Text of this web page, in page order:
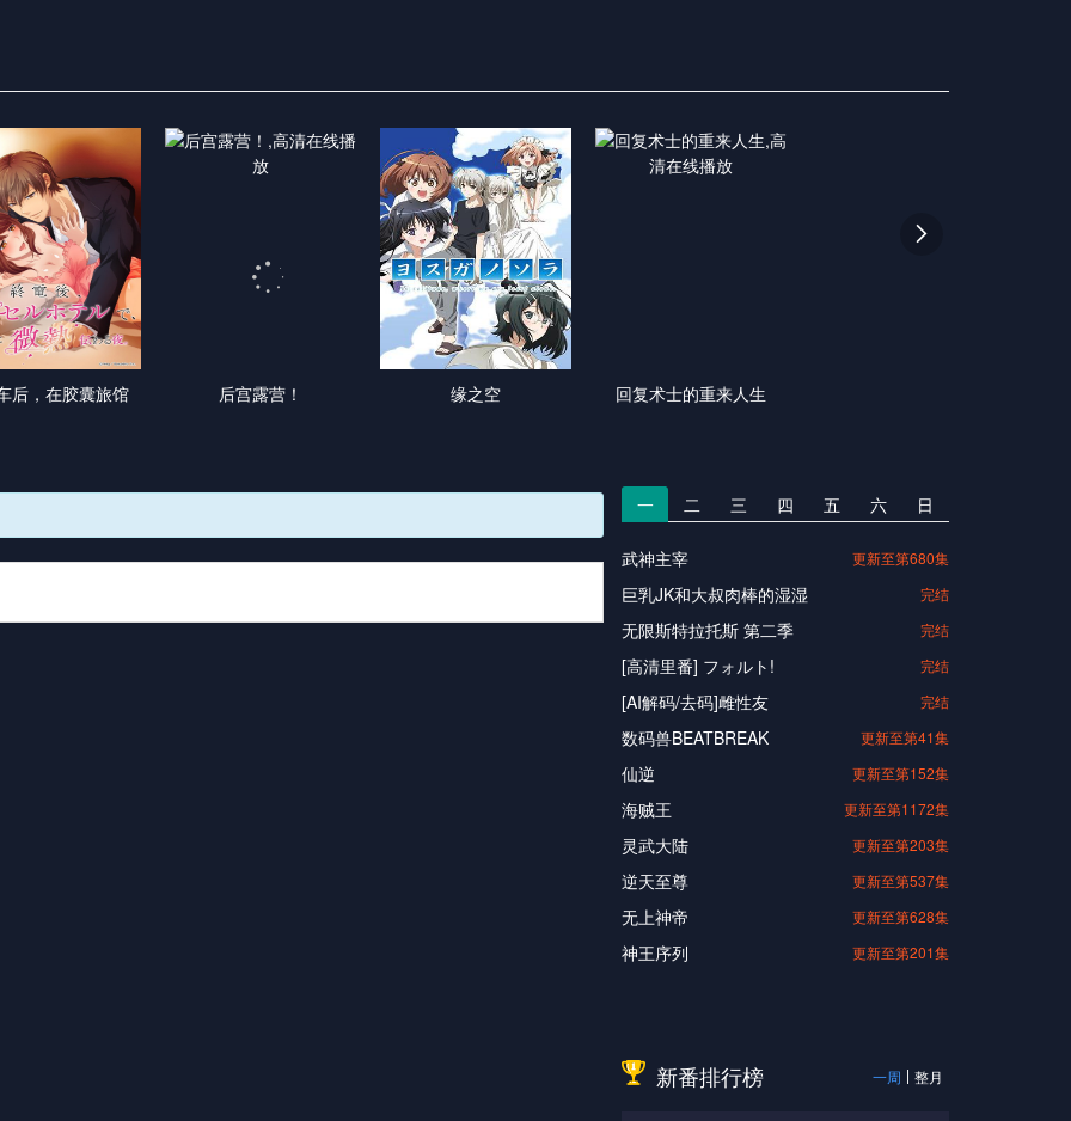
后，在胶囊旅馆 后宫露营！ 缘之空 回复术士的重来人生

一 二 三 四 五 六 日
武神主宰 更新至第680集
巨乳JK和大叔肉棒的湿湿 完结
无限斯特拉托斯 第二季 完结
[高清里番] フォルト! 完结
[AI解码/去码]雌性友 完结
数码兽BEATBREAK 更新至第41集
仙逆 更新至第152集
海贼王 更新至第1172集
灵武大陆 更新至第203集
逆天至尊 更新至第537集
无上神帝 更新至第628集
神王序列 更新至第201集
新番排行榜 一周 整月